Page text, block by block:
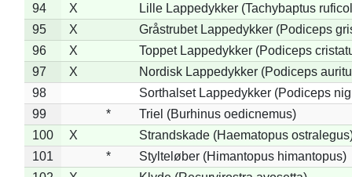
94
X
Lille Lappedykker (Tachybaptus
95
X
Gråstrubet Lappedykker (Podiceps
96
X
Toppet Lappedykker (Podiceps
97
X
Nordisk Lappedykker (Podiceps
98
Sorthalset Lappedykker (Podiceps
99
*
Triel (Burhinus oedicnemus)
100
X
Strandskade (Haematopus
101
*
Stylteløber (Himantopus himantopus)